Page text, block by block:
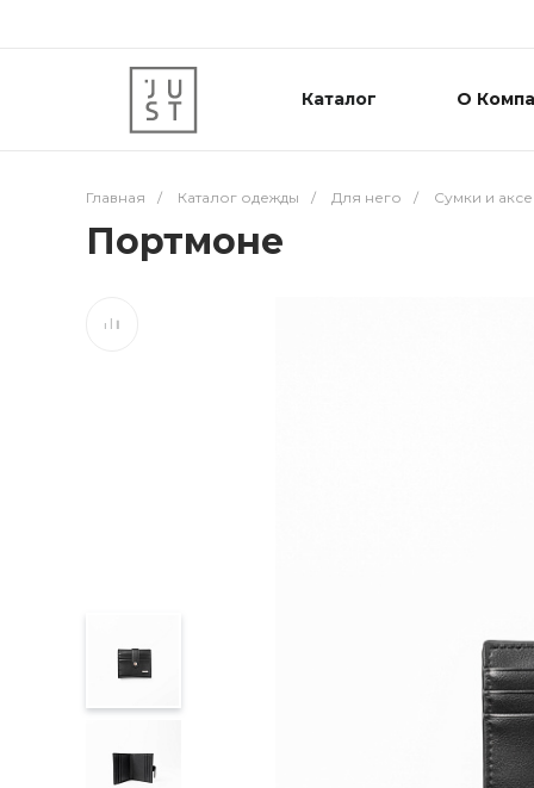
Каталог О
Главная / Каталог одежды / Для него / Сумки и
Портмоне